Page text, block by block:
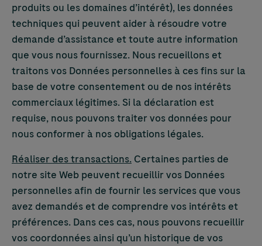
produits ou les domaines d’intérêt), les données
techniques qui peuvent aider à résoudre votre
demande d’assistance et toute autre information
que vous nous fournissez. Nous recueillons et
traitons vos Données personnelles à ces fins sur la
base de votre consentement ou de nos intérêts
commerciaux légitimes. Si la déclaration est
requise, nous pouvons traiter vos données pour
nous conformer à nos obligations légales.
Réaliser des transactions. Certaines parties de
notre site Web peuvent recueillir vos Données
personnelles afin de fournir les services que vous
avez demandés et de comprendre vos intérêts et
préférences. Dans ces cas, nous pouvons recueillir
vos coordonnées ainsi qu’un historique de vos